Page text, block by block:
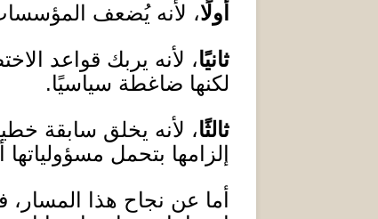
أولًا، لأنه يُضعف
ثانيًا، لأنه يربك قواعد
لكنها ضاغطة سياسيًا.
ثالثًا، لأنه يخلق سابقة
إلزامها بتحمل
أما عن نجاح هذا المسار،